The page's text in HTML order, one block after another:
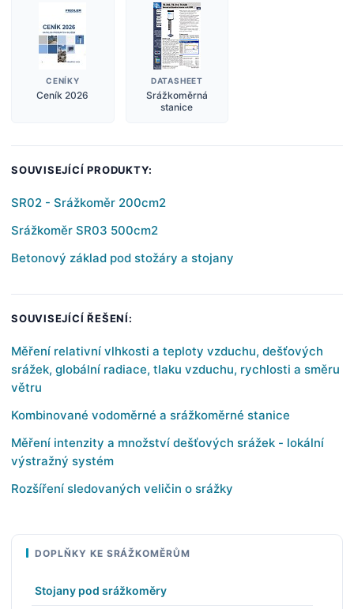
CENÍKY
Ceník 2026
DATASHEET
Srážkoměrná
stanice
SOUVISEJÍCÍ PRODUKTY:
SR02 - Srážkoměr 200cm2
Srážkoměr SR03 500cm2
Betonový základ pod stožáry a stojany
SOUVISEJÍCÍ ŘEŠENÍ:
Měření relativní vlhkosti a teploty vzduchu, dešťových
srážek, globální radiace, tlaku vzduchu, rychlosti a směru
větru
Kombinované vodoměrné a srážkoměrné stanice
Měření intenzity a množství dešťových srážek - lokální
výstražný systém
Rozšíření sledovaných veličin o srážky
DOPLŇKY KE SRÁŽKOMĚRŮM
Stojany pod srážkoměry